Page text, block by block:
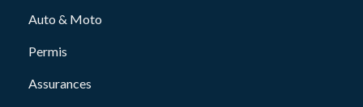
Auto & Moto
Permis
Assurances